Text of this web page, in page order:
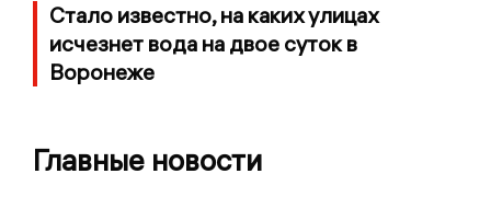
Стало известно, на каких улицах
исчезнет вода на двое суток в
Воронеже
Главные новости